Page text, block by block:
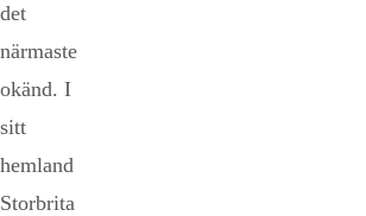
det
närmaste
okänd. I
sitt
hemland
Storbrita